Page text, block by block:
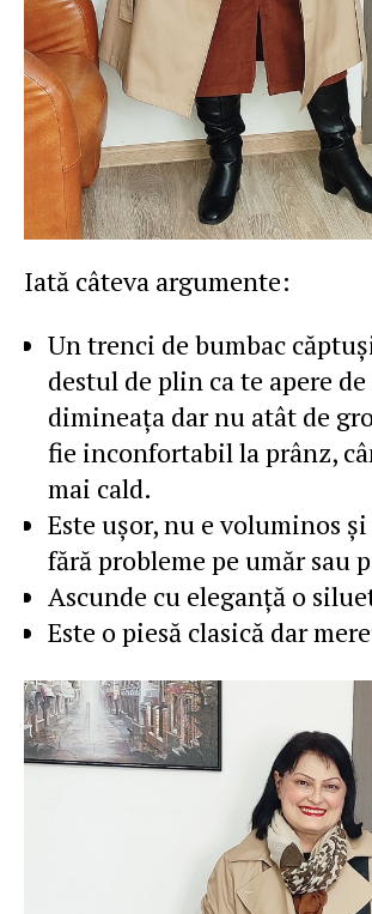
Iată câteva argumente:
Un trenci de bumbac
destul de plin ca te apere de
dimineaţa dar nu atât de
fie inconfortabil la prânz,
mai cald.
Este uşor, nu e voluminos
fără probleme pe umăr sau
Ascunde cu eleganţă o
Este o piesă clasică dar